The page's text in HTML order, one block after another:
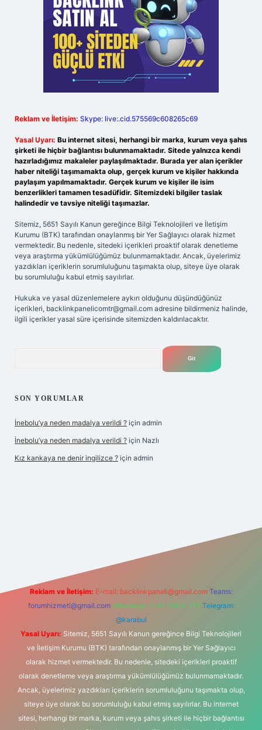
Reklam ve İletişim: Skype: live:.cid.575569c608265c69
Yasal Uyarı: Bu internet sitesi, herhangi bir marka, kurum veya şahıs
şirketi ile hiçbir bağlantısı bulunmamaktadır. Sitede yalnızca kendi
hazırladığımız makaleler paylaşılmaktadır. Burada yer alan içerikler
haber niteliği taşımamakta olup, gerçek kurum ve kişiler hakkında
paylaşım yapılmamaktadır. Gerçek kurum ve kişiler ile isim
benzerlikleri tamamen tesadüfidir. Sitemizdeki bilgiler taslak
halindedir ve tavsiye niteliği taşımazlar.
Sitemiz, 5651 Sayılı Kanun gereğince Bilgi Teknolojileri ve İletişim
Kurumu (BTK) tarafından onaylanmış bir Yer Sağlayıcı olarak hizmet
vermektedir. Bu nedenle, sitedeki içerikleri proaktif olarak denetleme
veya araştırma yükümlülüğümüz bulunmamaktadır. Ancak, üyelerimiz
yazdıkları içeriklerin sorumluluğunu taşımakta olup, siteye üye olarak
bu sorumluluğu kabul etmiş sayılırlar.
Hukuka ve yasal düzenlemelere aykırı olduğunu düşündüğünüz
içerikleri, backlinkpanelicomtr@gmail.com adresine bildirmeniz halinde,
ilgili içerikler yasal süre içerisinde sitemizden kaldırılacaktır.
SON YORUMLAR
İnebolu’ya neden madalya verildi ? için admin
İnebolu’ya neden madalya verildi ? için Nazlı
Kız kankaya ne denir ingilizce ? için admin
Reklam ve İletişim: E-mail: backlinkpaneli@gmail.com Teams:
forumhizmeti@gmail.com Whatsapp: 0262 606 0 726 Telegram:
@karabul
Yasal Uyarı: Sitemiz, 5651 Sayılı Kanun gereğince Bilgi Teknolojileri
ve İletişim Kurumu (BTK) tarafından onaylanmış bir Yer Sağlayıcı
olarak hizmet vermektedir. Bu nedenle, sitedeki içerikleri proaktif
olarak denetleme veya araştırma yükümlülüğümüz bulunmamaktadır.
Ancak, üyelerimiz yazdıkları içeriklerin sorumluluğunu taşımakta olup,
siteye üye olarak bu sorumluluğu kabul etmiş sayılırlar. Bu internet
sitesi, herhangi bir marka, kurum veya şahıs şirketi ile hiçbir bağlantısı